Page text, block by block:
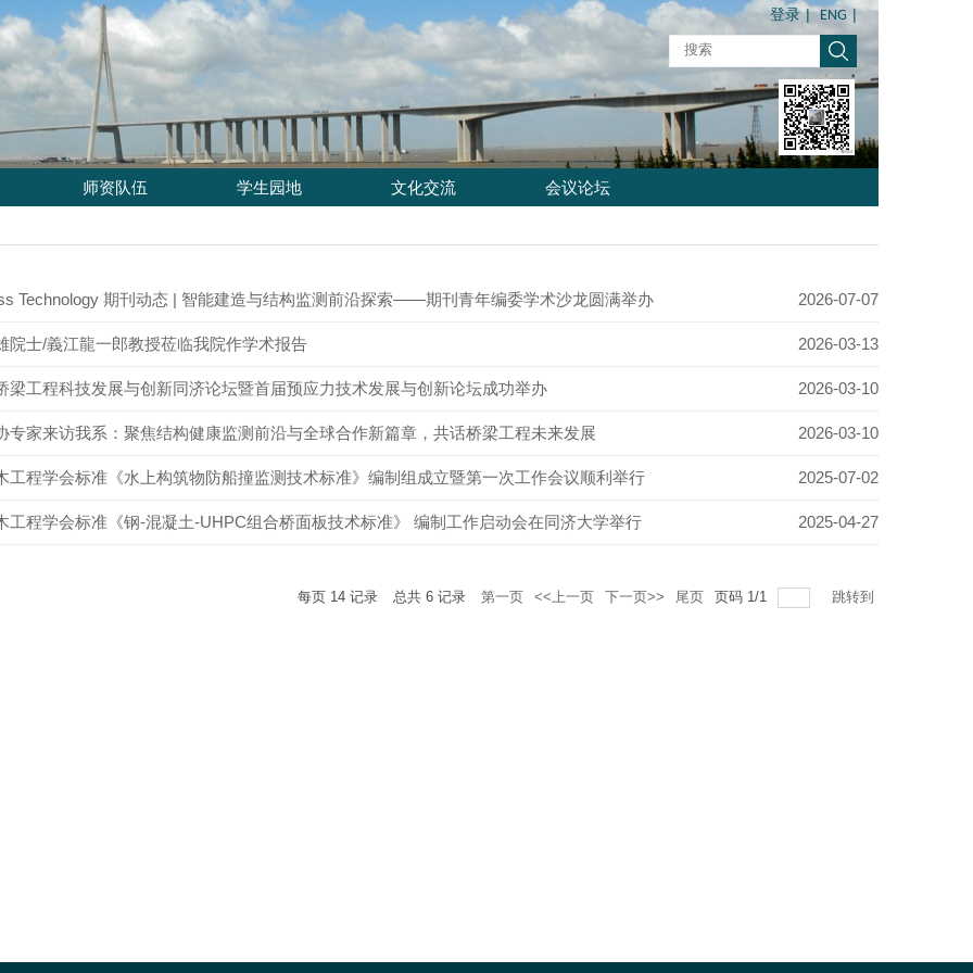
登录 | ENG |
师资队伍 学生园地 文化交流 会议论坛
Technology 期刊动态 | 智能建造与结构监测前沿探索——期刊青年编委学术沙龙圆满举办 2026-07-07
院士/義江龍一郎教授莅临我院作学术报告 2026-03-13
梁工程科技发展与创新同济论坛暨首届预应力技术发展与创新论坛成功举办 2026-03-10
专家来访我系：聚焦结构健康监测前沿与全球合作新篇章，共话桥梁工程未来发展 2026-03-10
工程学会标准《水上构筑物防船撞监测技术标准》编制组成立暨第一次工作会议顺利举行 2025-07-02
工程学会标准《钢-混凝土-UHPC组合桥面板技术标准》 编制工作启动会在同济大学举行 2025-04-27
每页 14 记录 总共 6 记录 第一页 <<上一页 下一页>> 尾页 页码 1/1 跳转到